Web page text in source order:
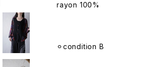
rayon 100%
⚪︎condition B